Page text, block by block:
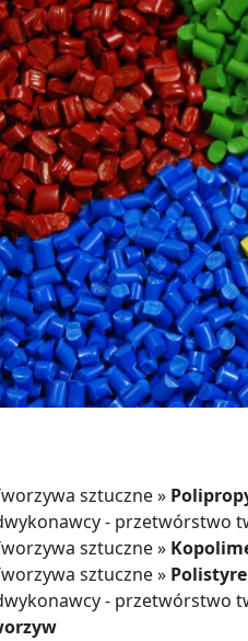
sztuczne»
- przetwórstwo
sztuczne»
sztuczne»
- przetwórstwo